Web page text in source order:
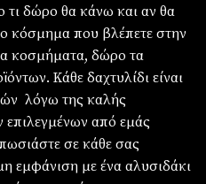
τι δώρο θα κάνω και αν θα
κόσμημα που βλέπετε στην
κοσμήματα, δώρο τα
Κάθε δαχτυλίδι είναι
λόγω της καλής
επιλεγμένων από εμάς
σε κάθε σας
εμφάνιση με ένα αλυσιδάκι